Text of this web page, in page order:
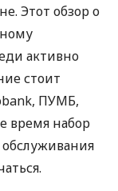
Этот обзор о
активно
стоит
ПУМБ,
время набор